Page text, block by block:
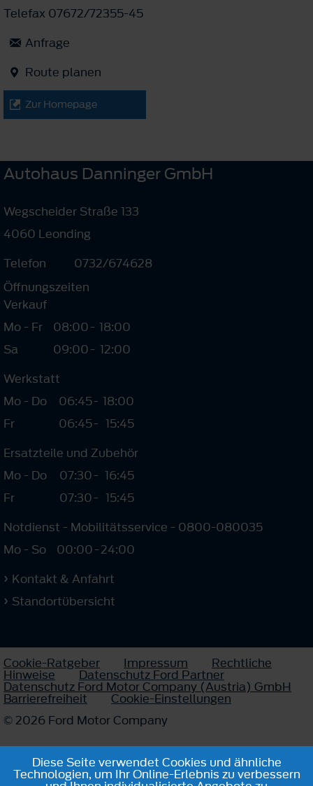
Telefax 07672/72355-45
Anfrage
Route planen
Zur Homepage
Autohaus Danninger GmbH
Wegscheider Straße 133
4060 Leonding
Telefon
0732/674628
Öffnungszeiten
Verkauf
Mo - Fr
08:00- 18:00
Sa
09:00- 12:00
Werkstatt
Mo - Do
06:45- 18:00
Fr
06:45- 15:45
Ersatzteile und Zubehör
Mo - Do
07:30- 16:45
Fr
07:30- 15:45
Notdienst - Mobilitätsservice - 0800-080035
Mo - So
00:00-24:00
Kontakt & Anfahrt
Standortübersicht
Cookie-Ratgeber Impressum Rechtliche
Hinweise Datenschutz Ford Partner
Datenschutz Ford Motor Company (Austria) GmbH
Barrierefreiheit
Cookie-Einstellungen
© 2026 Ford Motor Company
Diese Seite verwendet Cookies und ähnliche
Technologien, um Ihr Online-Erlebnis zu verbessern